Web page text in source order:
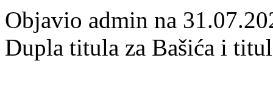
Objavio admin na
Dupla titula za Bašića i